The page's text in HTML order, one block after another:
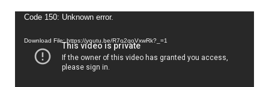
Video
Code 150: Unknown error.
Download File: https://youtu.be/R7o2qoVxwRk?_=1